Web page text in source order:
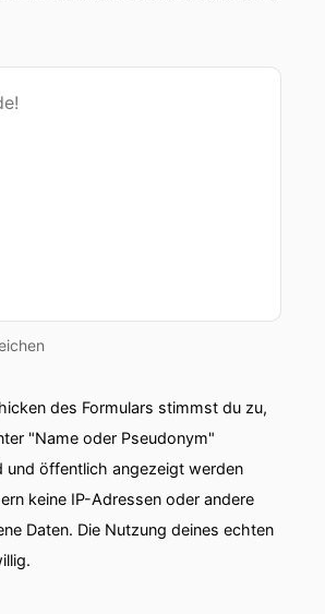
des Formulars stimmst du zu,
"Name oder Pseudonym"
und öffentlich angezeigt werden
keine IP-Adressen oder andere
Daten. Die Nutzung deines echten